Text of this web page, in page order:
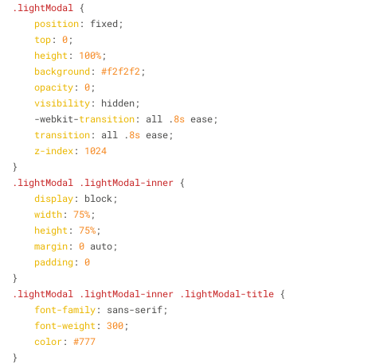
.lightModal
{
position: fixed;
top: 0;
height : 100%;
background: #f2f2f2 ;
opacity: 0;
visibility: hidden;
    -webkit-
transition: all .8s ease;
transition: all .8s ease;
z-index: 1024
}
.lightModal
.lightModal-inner {
display: block;
width: 75%;
height : 75%;
margin: 0 auto;
padding: 0
}
.lightModal
.lightModal-inner .lightModal-title {
font-family: sans-serif;
font-weight : 300;
color: #777
}